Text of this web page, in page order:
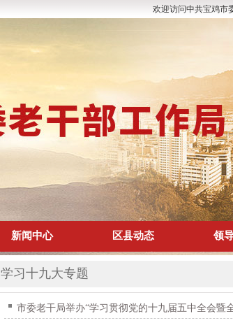
欢迎访问中共宝鸡市
新闻中心 区县动态 领
学习十九大专题
市委老干局举办“学习贯彻党的十九届五中全会暨